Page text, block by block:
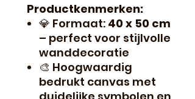
Productkenmerken:
💎 Formaat: 40 x 50 cm
– perfect voor stijlvolle
wanddecoratie
🎨 Hoogwaardig
bedrukt canvas met